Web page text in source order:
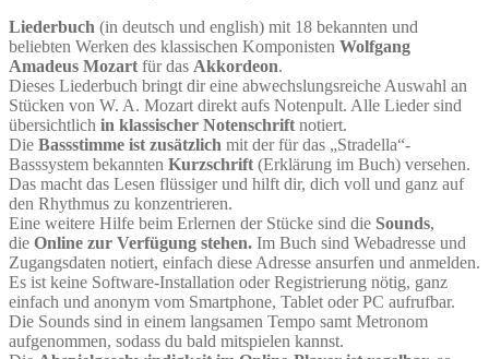
Liederbuch (in deutsch und english) mit 18 bekannten und
beliebten Werken des klassischen Komponisten Wolfgang
Amadeus Mozart für das Akkordeon.
Dieses Liederbuch bringt dir eine abwechslungsreiche Auswahl an
Stücken von W. A. Mozart direkt aufs Notenpult. Alle Lieder sind
übersichtlich in klassischer Notenschrift notiert.
Die Bassstimme ist zusätzlich mit der für das „Stradella“-
Basssystem bekannten Kurzschrift (Erklärung im Buch) versehen.
Das macht das Lesen flüssiger und hilft dir, dich voll und ganz auf
den Rhythmus zu konzentrieren.
Eine weitere Hilfe beim Erlernen der Stücke sind die Sounds,
die Online zur Verfügung stehen. Im Buch sind Webadresse und
Zugangsdaten notiert, einfach diese Adresse ansurfen und anmelden.
Es ist keine Software-Installation oder Registrierung nötig, ganz
einfach und anonym vom Smartphone, Tablet oder PC aufrufbar.
Die Sounds sind in einem langsamen Tempo samt Metronom
aufgenommen, sodass du bald mitspielen kannst.